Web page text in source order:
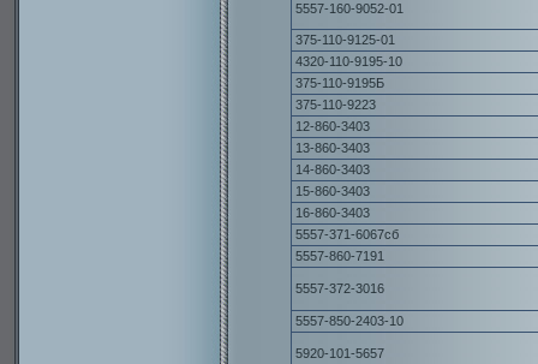
5557-160-9052-01
375-110-9125-01
4320-110-9195-10
375-110-9195Б
375-110-9223
12-860-3403
13-860-3403
14-860-3403
15-860-3403
16-860-3403
5557-371-6067сб
5557-860-7191
5557-372-3016
5557-850-2403-10
5920-101-5657